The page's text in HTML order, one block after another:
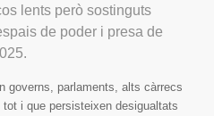
lents però sostinguts
de poder i presa de
governs, parlaments, alts càrrecs
i que persisteixen desigualtats